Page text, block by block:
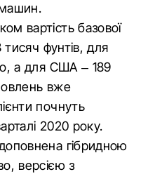
вартість базової
тисяч фунтів, для
а для США – 189
вже
почнуть
2020 року.
гібридною
версією з